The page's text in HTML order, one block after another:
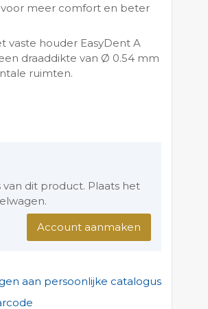
meer comfort en beter
vaste houder EasyDent A
draaddikte van Ø 0.54 mm
ruimten.
dit product. Plaats het
Account aanmaken
aan persoonlijke catalogus